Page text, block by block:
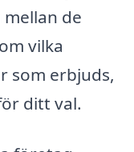
de
vilka
som erbjuds,
ditt val.